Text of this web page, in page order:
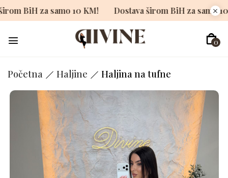
širom BiH za samo 10 KM! Dostava širom BiH za
0
Početna Haljine Haljina na tufne